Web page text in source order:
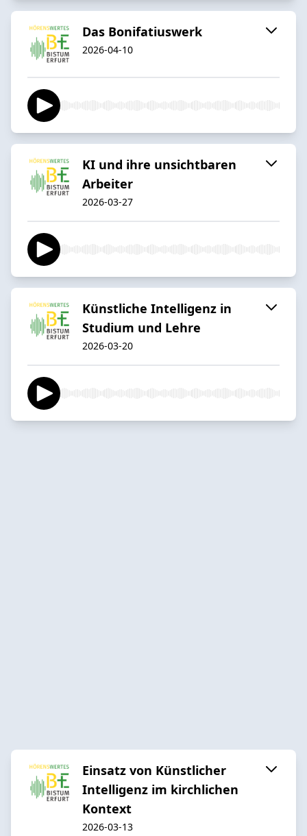
Das Bonifatiuswerk
2026-04-10
KI und ihre unsichtbaren
Arbeiter
2026-03-27
Künstliche Intelligenz in
Studium und Lehre
2026-03-20
Einsatz von Künstlicher
Intelligenz im kirchlichen
Kontext
2026-03-13